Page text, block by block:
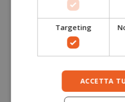
Targeting
ACCETTA